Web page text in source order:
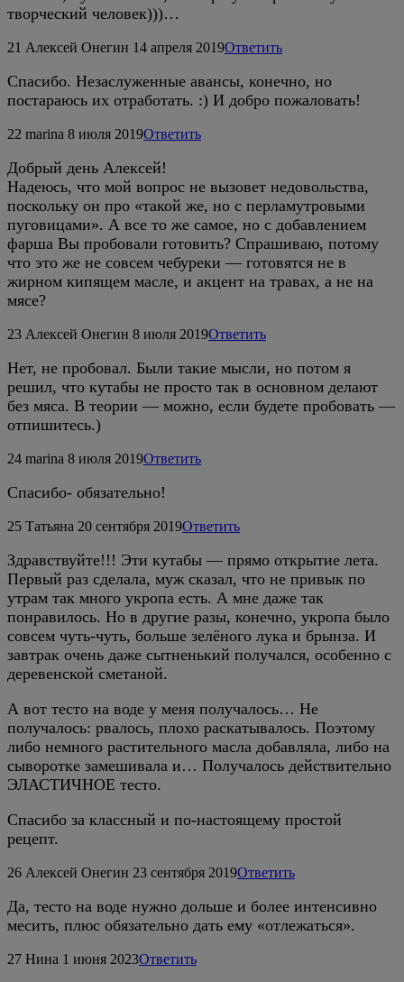
творческий человек)))…
21 Алексей Онегин 14 апреля 2019Ответить
Спасибо. Незаслуженные авансы, конечно, но
постараюсь их отработать. :) И добро пожаловать!
22 marina 8 июля 2019Ответить
Добрый день Алексей!
Надеюсь, что мой вопрос не вызовет недовольства,
поскольку он про «такой же, но с перламутровыми
пуговицами». А все то же самое, но с добавлением
фарша Вы пробовали готовить? Спрашиваю, потому
что это же не совсем чебуреки — готовятся не в
жирном кипящем масле, и акцент на травах, а не на
мясе?
23 Алексей Онегин 8 июля 2019Ответить
Нет, не пробовал. Были такие мысли, но потом я
решил, что кутабы не просто так в основном делают
без мяса. В теории — можно, если будете пробовать —
отпишитесь.)
24 marina 8 июля 2019Ответить
Спасибо- обязательно!
25 Татьяна 20 сентября 2019Ответить
Здравствуйте!!! Эти кутабы — прямо открытие лета.
Первый раз сделала, муж сказал, что не привык по
утрам так много укропа есть. А мне даже так
понравилось. Но в другие разы, конечно, укропа было
совсем чуть-чуть, больше зелёного лука и брынза. И
завтрак очень даже сытненький получался, особенно с
деревенской сметаной.
А вот тесто на воде у меня получалось… Не
получалось: рвалось, плохо раскатывалось. Поэтому
либо немного растительного масла добавляла, либо на
сыворотке замешивала и… Получалось действительно
ЭЛАСТИЧНОЕ тесто.
Спасибо за классный и по-настоящему простой
рецепт.
26 Алексей Онегин 23 сентября 2019Ответить
Да, тесто на воде нужно дольше и более интенсивно
месить, плюс обязательно дать ему «отлежаться».
27 Нина 1 июня 2023Ответить